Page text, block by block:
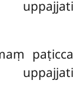
paṭicca
uppajjati